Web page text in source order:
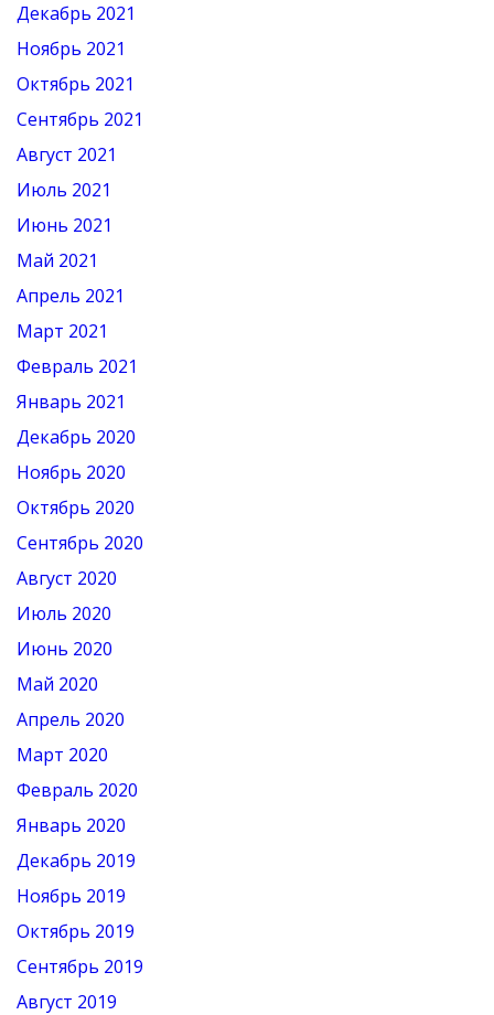
Декабрь 2021
Ноябрь 2021
Октябрь 2021
Сентябрь 2021
Август 2021
Июль 2021
Июнь 2021
Май 2021
Апрель 2021
Март 2021
Февраль 2021
Январь 2021
Декабрь 2020
Ноябрь 2020
Октябрь 2020
Сентябрь 2020
Август 2020
Июль 2020
Июнь 2020
Май 2020
Апрель 2020
Март 2020
Февраль 2020
Январь 2020
Декабрь 2019
Ноябрь 2019
Октябрь 2019
Сентябрь 2019
Август 2019